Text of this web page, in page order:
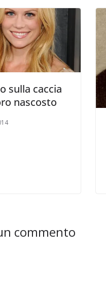
sulla caccia
nascosto
commento
04/02/2026